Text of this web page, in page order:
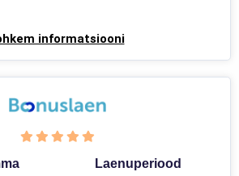
informatsiooni
Laenuperiood